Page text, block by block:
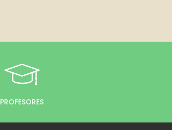
PROFESORES